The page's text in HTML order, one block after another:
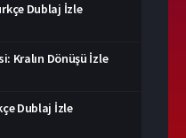
Dublaj İzle
Kralın Dönüşü İzle
Dublaj İzle